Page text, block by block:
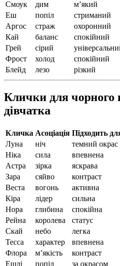
Смоук
дим
м’який
Еш
попіл
стриманий
Аргос
страж
охоронний
Кай
баланс
спокійний
Грей
сірий
Фрост
холод
спокійний
Блейд
лезо різкий
Клички для чорного
дівчатка
Кличка Асоціація Підходить
Луна
ніч
темний окрас
Ніка
сила
впевнена
Астра
зірка
яскрава
Зара
сяйво
контраст
Веста
вогонь
активна
Кіра
лідер
сильна
Нора
глибина
спокійна
Рейна
королева
статус
Скай
небо
легка
Тесса
характер
впевнена
Флора
м’якість
контраст
Ешлі
попіл за окрасом